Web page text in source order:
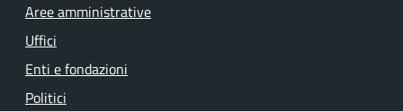
Aree amministrative
Uffici
Enti e fondazioni
Politici